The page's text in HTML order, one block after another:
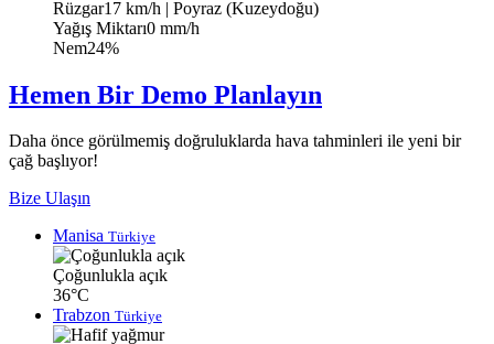
Rüzgar17 km/h | Poyraz (Kuzeydoğu)
Yağış Miktarı0 mm/h
Nem24%
Hemen Bir Demo Planlayın
Daha önce görülmemiş doğruluklarda hava tahminleri ile yeni bir
çağ başlıyor!
Bize Ulaşın
Manisa Türkiye
Çoğunlukla açık
36°C
Trabzon Türkiye